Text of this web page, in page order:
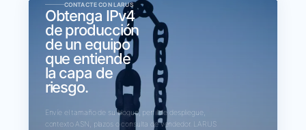
CONTACTE CON LARUS
Obtenga IPv4
de producción
de un equipo
que entiende
la capa de
riesgo.
Envíe el tamaño de su bloque, perfil de despliegue,
contexto ASN, plazos o consulta de vendedor. LARUS